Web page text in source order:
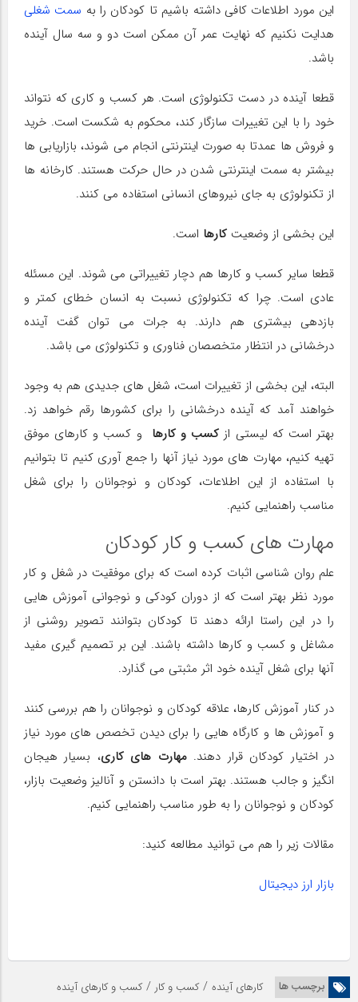
این مورد اطلاعات کافی داشته باشیم تا کودکان را به سمت شغلی
هدایت نکنیم که نهایت عمر آن ممکن است دو و سه سال آینده
باشد.
قطعا آینده در دست تکنولوژی است. هر کسب و کاری که نتواند
خود را با این تغییرات سازگار کند، محکوم به شکست است. خرید
و فروش ها عمدتا به صورت اینترنتی انجام می شوند، بازاریابی ها
بیشتر به سمت اینترنتی شدن در حال حرکت هستند. کارخانه ها
از تکنولوژی به جای نیروهای انسانی استفاده می کنند.
این بخشی از وضعیت کارها است.
قطعا سایر کسب و کارها هم دچار تغییراتی می شوند. این مسئله
عادی است. چرا که تکنولوژی نسبت به انسان خطای کمتر و
بازدهی بیشتری هم دارند. به جرات می توان گفت آینده
درخشانی در انتظار متخصصان فناوری و تکنولوژی می باشد.
البته، این بخشی از تغییرات است، شغل های جدیدی هم به وجود
خواهند آمد که آینده درخشانی را برای کشورها رقم خواهد زد.
بهتر است که لیستی از کسب و کارها و کسب و کارهای موفق
تهیه کنیم، مهارت های مورد نیاز آنها را جمع آوری کنیم تا بتوانیم
با استفاده از این اطلاعات، کودکان و نوجوانان را برای شغل
مناسب راهنمایی کنیم.
مهارت های کسب و کار کودکان
علم روان شناسی اثبات کرده است که برای موفقیت در شغل و کار
مورد نظر بهتر است که از دوران کودکی و نوجوانی آموزش هایی
را در این راستا ارائه دهند تا کودکان بتوانند تصویر روشنی از
مشاغل و کسب و کارها داشته باشند. این بر تصمیم گیری مفید
آنها برای شغل آینده خود اثر مثبتی می گذارد.
در کنار آموزش کارها، علاقه کودکان و نوجوانان را هم بررسی کنند
و آموزش ها و کارگاه هایی را برای دیدن تخصص های مورد نیاز
در اختیار کودکان قرار دهند.مهارت های کاری، بسیار هیجان
انگیز و جالب هستند. بهتر است با دانستن و آنالیز وضعیت بازار،
کودکان و نوجوانان را به طور مناسب راهنمایی کنیم.
مقالات زیر را هم می توانید مطالعه کنید:
بازار ارز دیجیتال
برچسب ها کارهای آینده /کسب و کار /کسب و کارهای آینده